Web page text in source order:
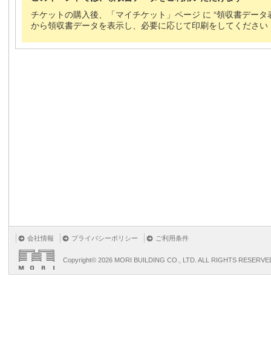
会社情報 プライバシーポリシー ご利用条件
Copyright© 2026 MORI BUILDING CO., LTD. ALL RIGHTS